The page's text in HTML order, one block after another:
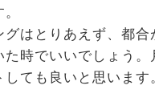
グはとりあえず、都合
た時でいいでしょう。
ても良いと思います